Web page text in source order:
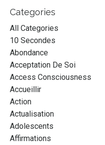
Categories
All Categories
10 Secondes
Abondance
Acceptation De Soi
Access Consciousness
Accueillir
Action
Actualisation
Adolescents
Affirmations